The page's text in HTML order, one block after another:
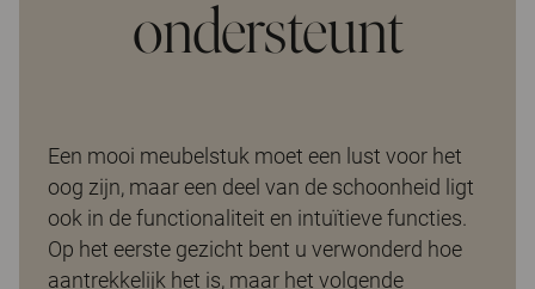
ondersteunt
Een mooi meubelstuk moet een lust voor het
oog zijn, maar een deel van de schoonheid ligt
ook in de functionaliteit en intuïtieve functies.
Op het eerste gezicht bent u verwonderd hoe
aantrekkelijk het is, maar het volgende